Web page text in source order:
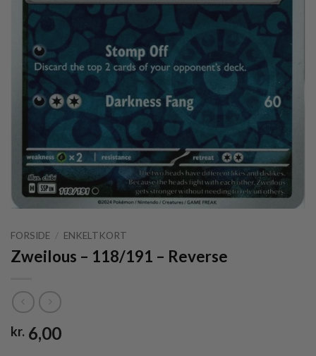
FORSIDE / ENKELTKORT
Zweilous – 118/191 – Reverse
kr. 6,00